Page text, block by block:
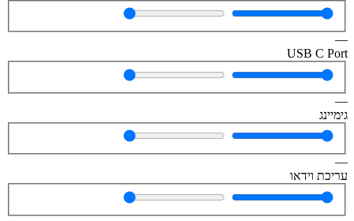
—
USB C Port
—
גימיינג
—
עריכת וידאו